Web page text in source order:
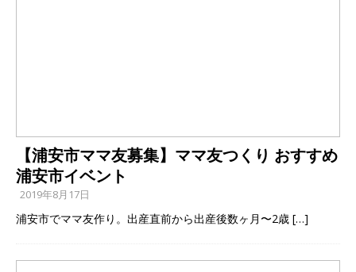
【浦安市ママ友募集】ママ友つくり おすすめ
浦安市イベント
2019年8月17日
浦安市でママ友作り。出産直前から出産後数ヶ月〜2歳 […]